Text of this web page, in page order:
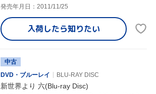
発売年月日：2011/11/25
入荷したら知りたい
中古
DVD・ブルーレイ
BLU-RAY DISC
新世界より 六(Blu-ray Disc)